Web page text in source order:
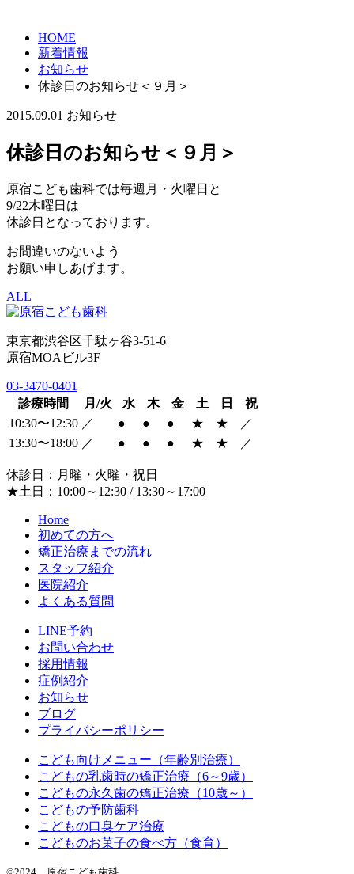
HOME
新着情報
お知らせ
休診日のお知らせ＜９月＞
2015.09.01 お知らせ
休診日のお知らせ＜９月＞
原宿こども歯科では毎週月・火曜日と
9/22木曜日は
休診日となっております。
お間違いのないよう
お願い申しあげます。
ALL
東京都渋谷区千駄ヶ谷3-51-6
原宿MOAビル3F
03-3470-0401
診療時間
月/火 水 木 金 土 日
祝
10:30〜12:30 ／ ● ● ● ★ ★
／
13:30〜18:00 ／ ● ● ● ★ ★ ／
休診日：月曜・火曜・祝日
★土日：10:00～12:30 / 13:30～17:00
Home
初めての方へ
矯正治療までの流れ
スタッフ紹介
医院紹介
よくある質問
LINE予約
お問い合わせ
採用情報
症例紹介
お知らせ
ブログ
プライバシーポリシー
こども向けメニュー（年齢別治療）
こどもの乳歯時の矯正治療（6～9歳）
こどもの永久歯の矯正治療（10歳～）
こどもの予防歯科
こどもの口臭ケア治療
こどものお菓子の食べ方（食育）